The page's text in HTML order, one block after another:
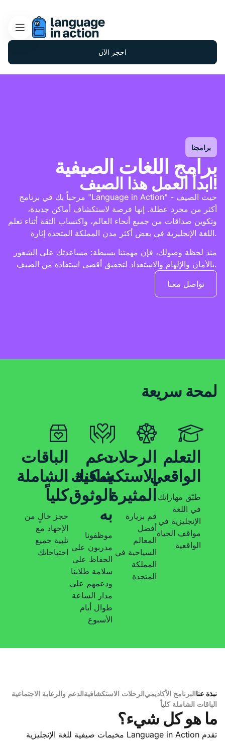
احجز الآن
برامجنا
برامج اللغات الصيفية
ابدأ العمل هذا الصيف!
مرحباً بك في برنامج "Language in Action" - حيث الصيف
أكثر من مجرد عطلة. إنها فرصة لاستكشاف أماكن جديدة،
وتكوين صداقات من جميع أنحاء العالم، واكتساب الثقة أثناء تعلم
اللغة الإنجليزية في بعض أكثر مدن المملكة المتحدة إثارة.
منذ لحظة وصولك، فإن مهمتنا بسيطة: مساعدتك على الشعور
بالأمان والإلهام والاستعداد لتحقيق أقصى استفادة من الصيف.
تواصل معنا
لمحة سريعة
التعلم
الواقعي
طبّق مهاراتك
في اللغة
الإنجليزية في
مواقف الحياة
الواقعية
الرحلات
الاستكشافية
المثيرة
قم بزيارة
أفضل
المعالم
السياحية في
المملكة
المتحدة
دعم
يمكنك
الوثوق
به
موظفونا
مدربون على
الحفاظ على
سلامة طلابنا
ودعمهم على
مدار الساعة
طوال أيام
الأسبوع
الباقات
الشاملة
كلياً
حجز خالٍ من
الإجهاد مع
تلبية جميع
احتياجاتك
نبذة عناالبرنامج الأكاديميالرحلات الاستكشافيةالدعم والرعاية الاجتماعية
الباقات الشاملة كلياً
ما هو كل شيء؟
تقدم Language in Action مخيمات صيفية للغة الإنجليزية